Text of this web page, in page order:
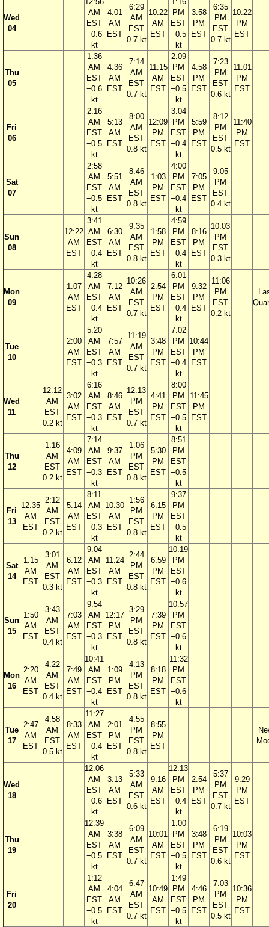
Wed
04
AM
EST
−0.6
kt
4:01
AM
EST
6:29
AM
EST
0.7 kt
10:22
AM
EST
PM
EST
−0.5
kt
3:58
PM
EST
6:35
PM
EST
0.7 kt
10:22
PM
EST
Thu
05
1:36
AM
EST
−0.6
kt
4:36
AM
EST
7:14
AM
EST
0.7 kt
11:15
AM
EST
2:09
PM
EST
−0.5
kt
4:58
PM
EST
7:23
PM
EST
0.6 kt
11:01
PM
EST
Fri
06
2:16
AM
EST
−0.5
kt
5:13
AM
EST
8:00
AM
EST
0.8 kt
12:09
PM
EST
3:04
PM
EST
−0.4
kt
5:59
PM
EST
8:12
PM
EST
0.5 kt
11:40
PM
EST
Sat
07
2:58
AM
EST
−0.5
kt
5:51
AM
EST
8:46
AM
EST
0.8 kt
1:03
PM
EST
4:00
PM
EST
−0.4
kt
7:05
PM
EST
9:05
PM
EST
0.4 kt
Sun
08
12:22
AM
EST
3:41
AM
EST
−0.4
kt
6:30
AM
EST
9:35
AM
EST
0.8 kt
1:58
PM
EST
4:59
PM
EST
−0.4
kt
8:16
PM
EST
10:03
PM
EST
0.3 kt
Mon
09
1:07
AM
EST
4:28
AM
EST
−0.4
kt
7:12
AM
EST
10:26
AM
EST
0.7 kt
2:54
PM
EST
6:01
PM
EST
−0.4
kt
9:32
PM
EST
11:06
PM
EST
0.2 kt
Tue
10
2:00
AM
EST
5:20
AM
EST
−0.3
kt
7:57
AM
EST
11:19
AM
EST
0.7 kt
3:48
PM
EST
7:02
PM
EST
−0.4
kt
10:44
PM
EST
Wed
11
12:12
AM
EST
0.2 kt
3:02
AM
EST
6:16
AM
EST
−0.3
kt
8:46
AM
EST
12:13
PM
EST
0.7 kt
4:41
PM
EST
8:00
PM
EST
−0.5
kt
11:45
PM
EST
Thu
12
1:16
AM
EST
0.2 kt
4:09
AM
EST
7:14
AM
EST
−0.3
kt
9:37
AM
EST
1:06
PM
EST
0.8 kt
5:30
PM
EST
8:51
PM
EST
−0.5
kt
Fri
13
12:35
AM
EST
2:12
AM
EST
0.2 kt
5:14
AM
EST
8:11
AM
EST
−0.3
kt
10:30
AM
EST
1:56
PM
EST
0.8 kt
6:15
PM
EST
9:37
PM
EST
−0.5
kt
Sat
14
1:15
AM
EST
3:01
AM
EST
0.3 kt
6:12
AM
EST
9:04
AM
EST
−0.3
kt
11:24
AM
EST
2:44
PM
EST
0.8 kt
6:59
PM
EST
10:19
PM
EST
−0.6
kt
Sun
15
1:50
AM
EST
3:43
AM
EST
0.4 kt
7:03
AM
EST
9:54
AM
EST
−0.3
kt
12:17
PM
EST
3:29
PM
EST
0.8 kt
7:39
PM
EST
10:57
PM
EST
−0.6
kt
Mon
16
2:20
AM
EST
4:22
AM
EST
0.4 kt
7:49
AM
EST
10:41
AM
EST
−0.4
kt
1:09
PM
EST
4:13
PM
EST
0.8 kt
8:18
PM
EST
11:32
PM
EST
−0.6
kt
Tue
17
2:47
AM
EST
4:58
AM
EST
0.5 kt
8:33
AM
EST
11:27
AM
EST
−0.4
kt
2:01
PM
EST
4:55
PM
EST
0.8 kt
8:55
PM
EST
Wed
18
12:06
AM
EST
−0.6
kt
3:13
AM
EST
5:33
AM
EST
0.6 kt
9:16
AM
EST
12:13
PM
EST
−0.4
kt
2:54
PM
EST
5:37
PM
EST
0.7 kt
9:29
PM
EST
Thu
19
12:39
AM
EST
−0.5
kt
3:38
AM
EST
6:09
AM
EST
0.7 kt
10:01
AM
EST
1:00
PM
EST
−0.5
kt
3:48
PM
EST
6:19
PM
EST
0.6 kt
10:03
PM
EST
Fri
20
1:12
AM
EST
−0.5
kt
4:04
AM
EST
6:47
AM
EST
0.7 kt
10:49
AM
EST
1:49
PM
EST
−0.5
kt
4:46
PM
EST
7:03
PM
EST
0.5 kt
10:36
PM
EST